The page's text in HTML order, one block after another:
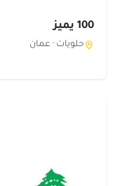
100 يميز
حلويات · عمان